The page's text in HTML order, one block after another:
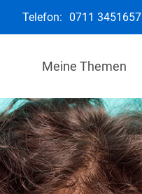
Telefon: 0711 3451657
Meine Themen